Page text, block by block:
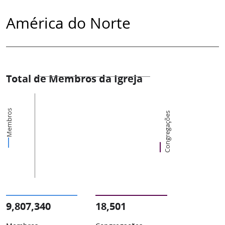
América do Norte
Total de Membros da Igreja
Membros Congregações
9,807,340 18,501